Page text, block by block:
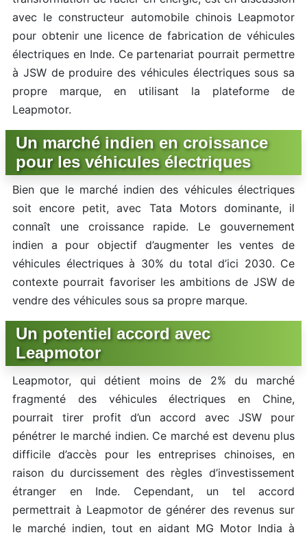
avec le constructeur automobile chinois Leapmotor
pour obtenir une licence de fabrication de véhicules
électriques en Inde. Ce partenariat pourrait permettre
à JSW de produire des véhicules électriques sous sa
propre marque, en utilisant la plateforme de
Leapmotor.
Un marché indien en croissance
pour les véhicules électriques
Bien que le marché indien des véhicules électriques
soit encore petit, avec Tata Motors dominante, il
connaît une croissance rapide. Le gouvernement
indien a pour objectif d’augmenter les ventes de
véhicules électriques à 30% du total d’ici 2030. Ce
contexte pourrait favoriser les ambitions de JSW de
vendre des véhicules sous sa propre marque.
Un potentiel accord avec
Leapmotor
Leapmotor, qui détient moins de 2% du marché
fragmenté des véhicules électriques en Chine,
pourrait tirer profit d’un accord avec JSW pour
pénétrer le marché indien. Ce marché est devenu plus
difficile d’accès pour les entreprises chinoises, en
raison du durcissement des règles d’investissement
étranger en Inde. Cependant, un tel accord
permettrait à Leapmotor de générer des revenus sur
le marché indien, tout en aidant MG Motor India à